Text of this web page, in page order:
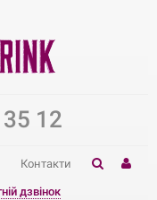
12
Контакти
дзвінок